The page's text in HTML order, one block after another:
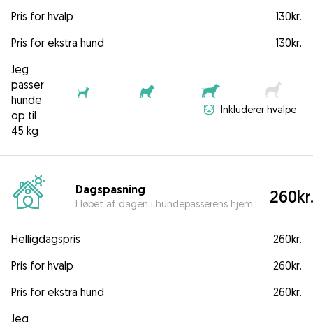
Pris for hvalp
130kr.
Pris for ekstra hund
130kr.
Jeg
passer
hunde
op til
45 kg
Inkluderer hvalpe
Dagspasning
I løbet af dagen i hundepasserens hjem 260kr.
Helligdagspris
260kr.
Pris for hvalp
260kr.
Pris for ekstra hund
260kr.
Jeg